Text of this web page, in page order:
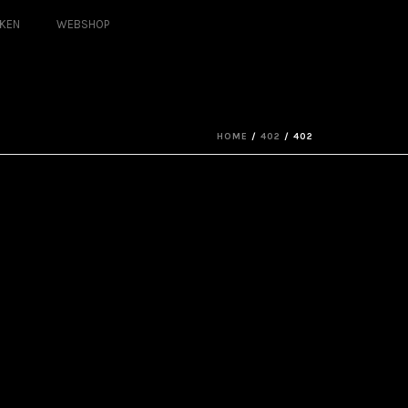
WEBSHOP
HOME / 402 / 402